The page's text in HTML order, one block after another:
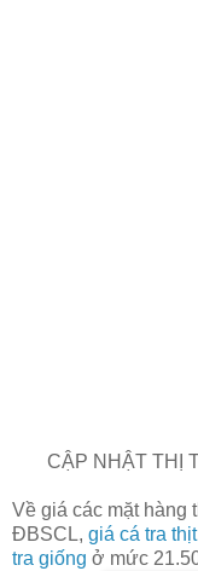
CẬP NHẬT THỊ
Về giá các mặt hàng
ĐBSCL, giá cá tra thịt
tra giống ở mức